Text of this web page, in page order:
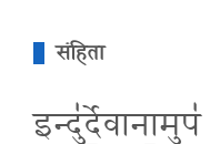
संहिता
इन्दु॑र्दे॒वाना॒मुप॑